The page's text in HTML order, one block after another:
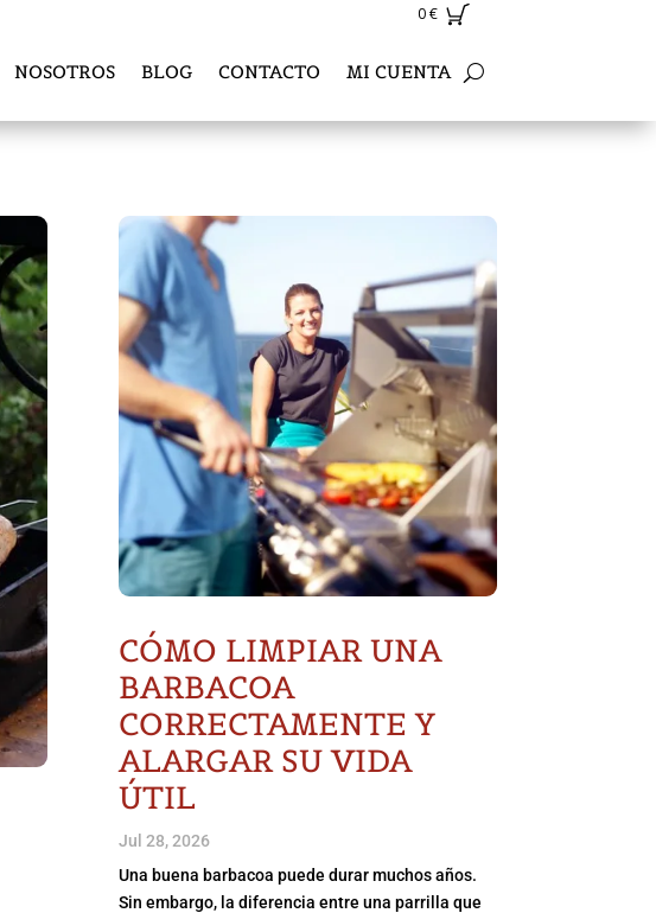
0€
NOSOTROS BLOG CONTACTO MI CUENTA
CÓMO LIMPIAR UNA
BARBACOA
CORRECTAMENTE Y
ALARGAR SU VIDA
ÚTIL
Jul 28, 2026
Una buena barbacoa puede durar muchos años.
Sin embargo, la diferencia entre una parrilla que